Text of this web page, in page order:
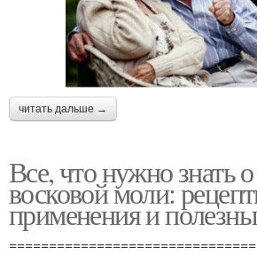
читать дальше →
Все, что нужно знать
восковой моли:
применения и